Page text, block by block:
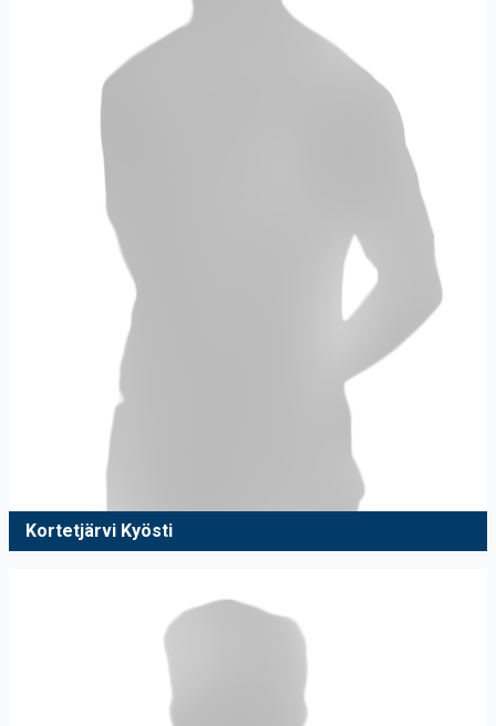
Kortetjärvi Kyösti